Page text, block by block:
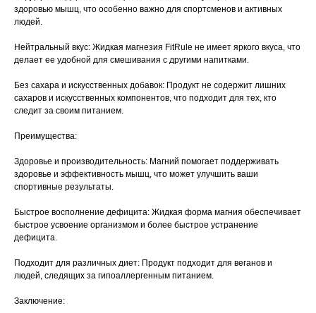
здоровью мышц, что особенно важно для спортсменов и активных
людей.
Нейтральный вкус: Жидкая магнезия FitRule не имеет яркого вкуса, что
делает ее удобной для смешивания с другими напитками.
Без сахара и искусственных добавок: Продукт не содержит лишних
сахаров и искусственных компонентов, что подходит для тех, кто
следит за своим питанием.
Преимущества:
Здоровье и производительность: Магний помогает поддерживать
здоровье и эффективность мышц, что может улучшить ваши
спортивные результаты.
Быстрое восполнение дефицита: Жидкая форма магния обеспечивает
быстрое усвоение организмом и более быстрое устранение
дефицита.
Подходит для различных диет: Продукт подходит для веганов и
людей, следящих за гипоаллергенным питанием.
Заключение: